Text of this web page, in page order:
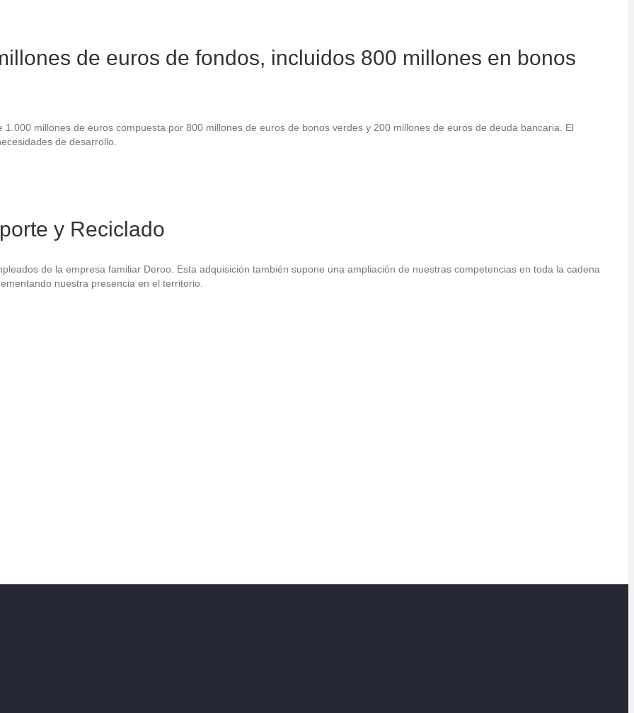
de euros de fondos, incluidos 800 millones en bonos
millones de euros compuesta por 800 millones de euros de bonos verdes y 200 millones de euros de deuda bancaria. El
de desarrollo.
y Reciclado
de la empresa familiar Deroo. Esta adquisición también supone una ampliación de nuestras competencias en toda la cadena
nuestra presencia en el territorio.